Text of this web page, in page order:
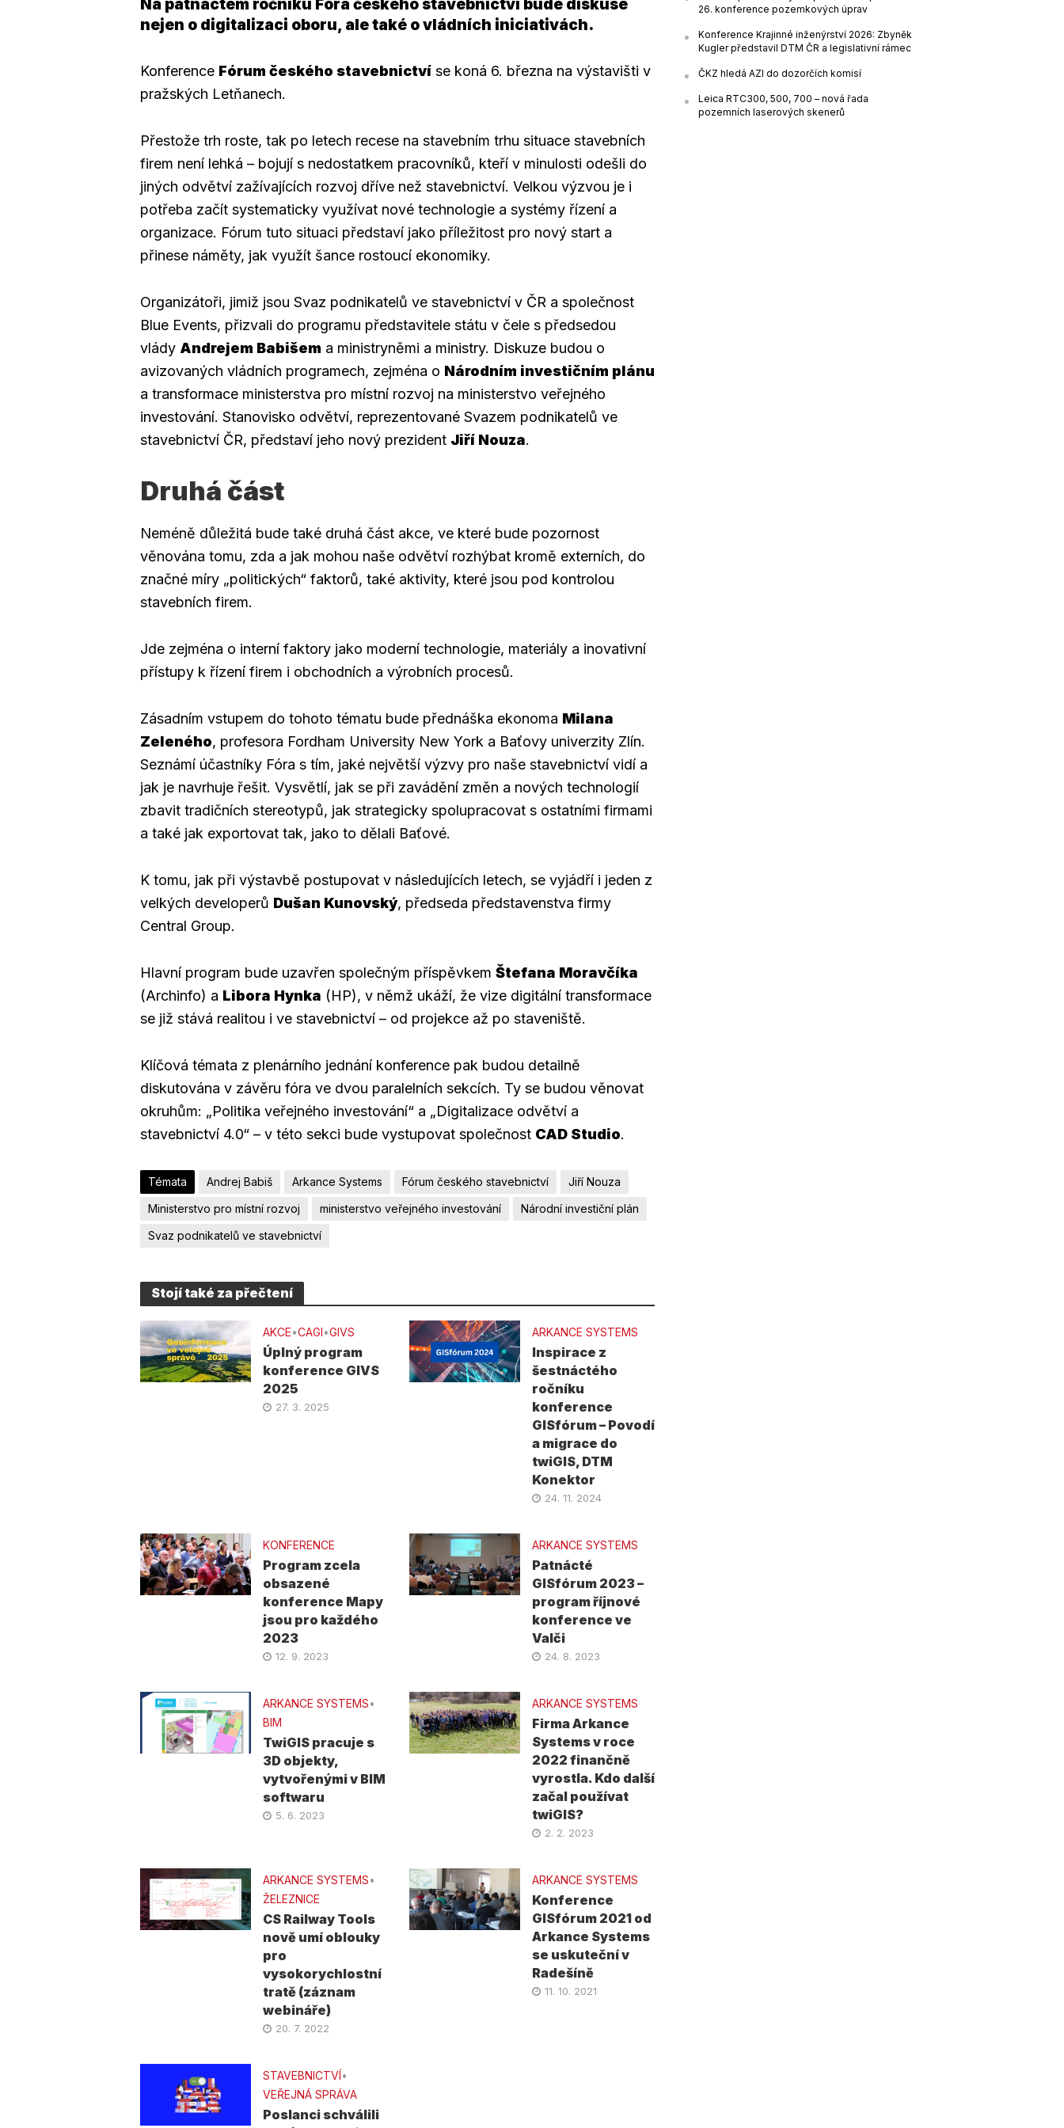
Na patnáctém ročníku Fóra českého stavebnictví bude diskuse
nejen o digitalizaci oboru, ale také o vládních iniciativách.
Konference Fórum českého stavebnictví se koná 6. března na výstavišti v
pražských Letňanech.
Přestože trh roste, tak po letech recese na stavebním trhu situace stavebních
firem není lehká – bojují s nedostatkem pracovníků, kteří v minulosti odešli do
jiných odvětví zažívajících rozvoj dříve než stavebnictví. Velkou výzvou je i
potřeba začít systematicky využívat nové technologie a systémy řízení a
organizace. Fórum tuto situaci představí jako příležitost pro nový start a
přinese náměty, jak využít šance rostoucí ekonomiky.
Organizátoři, jimiž jsou Svaz podnikatelů ve stavebnictví v ČR a společnost
Blue Events, přizvali do programu představitele státu v čele s předsedou
vlády Andrejem Babišem a ministryněmi a ministry. Diskuze budou o
avizovaných vládních programech, zejména o Národním investičním plánu
a transformace ministerstva pro místní rozvoj na ministerstvo veřejného
investování. Stanovisko odvětví, reprezentované Svazem podnikatelů ve
stavebnictví ČR, představí jeho nový prezident Jiří Nouza.
Druhá část
Neméně důležitá bude také druhá část akce, ve které bude pozornost
věnována tomu, zda a jak mohou naše odvětví rozhýbat kromě externích, do
značné míry „politických“ faktorů, také aktivity, které jsou pod kontrolou
stavebních firem.
Jde zejména o interní faktory jako moderní technologie, materiály a inovativní
přístupy k řízení firem i obchodních a výrobních procesů.
Zásadním vstupem do tohoto tématu bude přednáška ekonoma Milana
Zeleného, profesora Fordham University New York a Baťovy univerzity Zlín.
Seznámí účastníky Fóra s tím, jaké největší výzvy pro naše stavebnictví vidí a
jak je navrhuje řešit. Vysvětlí, jak se při zavádění změn a nových technologií
zbavit tradičních stereotypů, jak strategicky spolupracovat s ostatními firmami
a také jak exportovat tak, jako to dělali Baťové.
K tomu, jak při výstavbě postupovat v následujících letech, se vyjádří i jeden z
velkých developerů Dušan Kunovský, předseda představenstva firmy
Central Group.
Hlavní program bude uzavřen společným příspěvkem Štefana Moravčíka
(Archinfo) a Libora Hynka (HP), v němž ukáží, že vize digitální transformace
se již stává realitou i ve stavebnictví – od projekce až po staveniště.
Klíčová témata z plenárního jednání konference pak budou detailně
diskutována v závěru fóra ve dvou paralelních sekcích. Ty se budou věnovat
okruhům: „Politika veřejného investování“ a „Digitalizace odvětví a
stavebnictví 4.0“ – v této sekci bude vystupovat společnost CAD Studio.
Témata Andrej Babiš Arkance Systems Fórum českého stavebnictví
Jiří Nouza
Ministerstvo pro místní rozvoj
ministerstvo veřejného investování
Národní investiční plán
Svaz podnikatelů ve stavebnictví
Stojí také za přečtení
AKCE•CAGI•GIVS
Úplný program
konference GIVS
2025
27. 3. 2025
ARKANCE SYSTEMS
Inspirace z
šestnáctého
ročníku
konference
GISfórum – Povodí
a migrace do
twiGIS, DTM
Konektor
24. 11. 2024
KONFERENCE
Program zcela
obsazené
konference Mapy
jsou pro každého
2023
12. 9. 2023
ARKANCE SYSTEMS
Patnácté
GISfórum 2023 –
program říjnové
konference ve
Valči
24. 8. 2023
ARKANCE SYSTEMS•
BIM
TwiGIS pracuje s
3D objekty,
vytvořenými v BIM
softwaru
5. 6. 2023
ARKANCE SYSTEMS
Firma Arkance
Systems v roce
2022 finančně
vyrostla. Kdo další
začal používat
twiGIS?
2. 2. 2023
ARKANCE SYSTEMS•
ŽELEZNICE
CS Railway Tools
nově umí oblouky
pro
vysokorychlostní
tratě (záznam
webináře)
20. 7. 2022
ARKANCE SYSTEMS
Konference
GISfórum 2021 od
Arkance Systems
se uskuteční v
Radešíně
11. 10. 2021
STAVEBNICTVÍ•
VEŘEJNÁ SPRÁVA
Poslanci schválili
26. konference pozemkových úprav
Konference Krajinné inženýrství 2026: Zbyněk
Kugler představil DTM ČR a legislativní rámec
ČKZ hledá AZI do dozorčích komisí
Leica RTC300, 500, 700 – nová řada
pozemních laserových skenerů